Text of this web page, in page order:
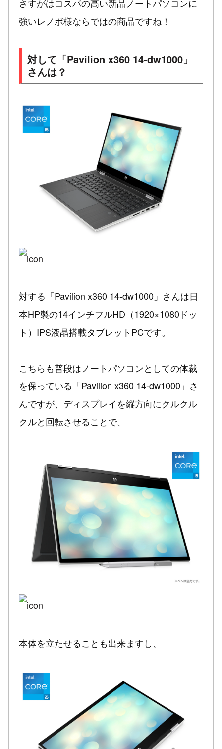
さすがはコスパの高い新品ノートパソコンに
強いレノボ様ならではの商品ですね！
対して「Pavilion x360 14-dw1000」
さんは？
対する「Pavilion x360 14-dw1000」さんは日
本HP製の14インチフルHD（1920×1080ドッ
ト）IPS液晶搭載タブレットPCです。
こちらも普段はノートパソコンとしての体裁
を保っている「Pavilion x360 14-dw1000」さ
んですが、ディスプレイを縦方向にクルクル
クルと回転させることで、
本体を立たせることも出来ますし、